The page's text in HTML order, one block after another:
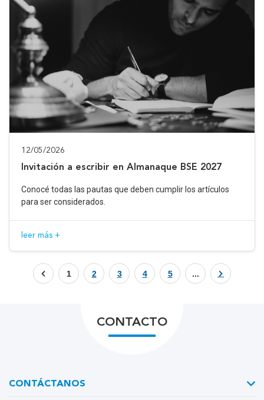
12/05/2026
Invitación a escribir en Almanaque BSE 2027
Conocé todas las pautas que deben cumplir los artículos
para ser considerados.
leer más +
1 2 3 4 5 ...
CONTACTO
CONTÁCTANOS